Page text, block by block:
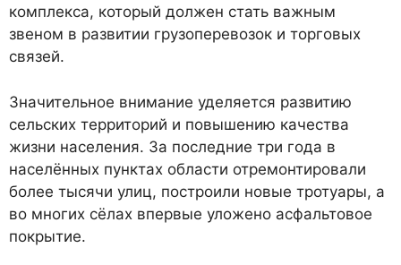
комплекса, который должен стать важным
звеном в развитии грузоперевозок и торговых
связей.
Значительное внимание уделяется развитию
сельских территорий и повышению качества
жизни населения. За последние три года в
населённых пунктах области отремонтировали
более тысячи улиц, построили новые тротуары, а
во многих сёлах впервые уложено асфальтовое
покрытие.